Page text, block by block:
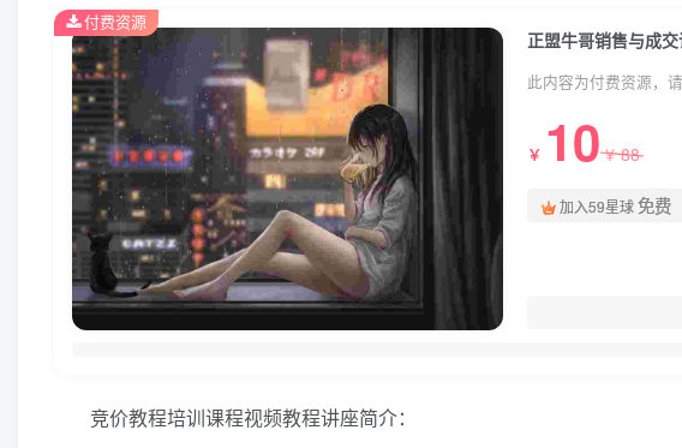
正盟牛哥销售与成
此内容为付费资源，
￥ 10￥88
加入59星球免费
付费资源
竞价教程培训课程视频教程讲座简介：